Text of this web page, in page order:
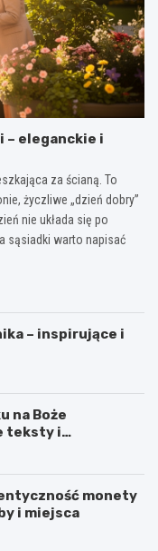
– eleganckie i
za ścianą. To
życzliwe „dzień dobry”
nie układa się po
sąsiadki warto napisać
– inspirujące i
na Boże
teksty i
monety
i miejsca